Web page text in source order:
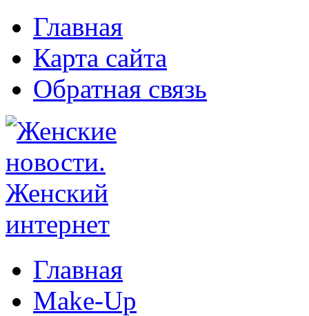
Главная
Карта сайта
Обратная связь
Главная
Make-Up